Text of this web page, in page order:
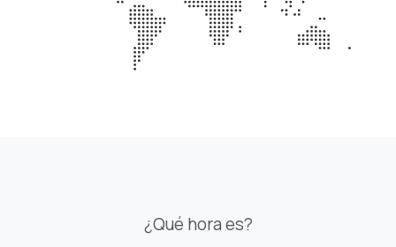
¿Qué hora es?